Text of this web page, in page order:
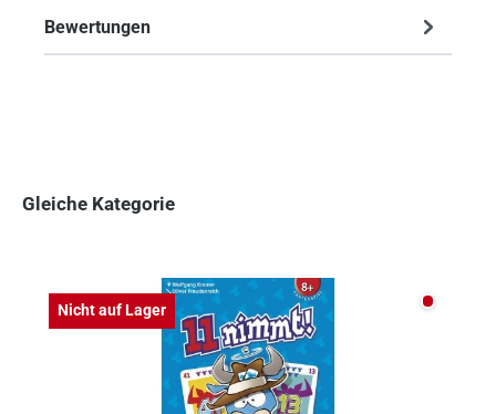
Bewertungen
Gleiche Kategorie
Nicht auf Lager Nicht